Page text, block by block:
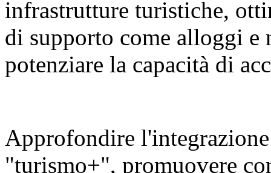
infrastrutture turistiche,
di supporto come alloggi e
potenziare la capacità di
Approfondire
"turismo+", promuovere